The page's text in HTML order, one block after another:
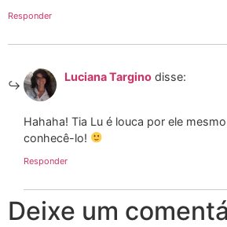
Responder
Luciana Targino disse:
Hahaha! Tia Lu é louca por ele
conhecê-lo!
Responder
Deixe um